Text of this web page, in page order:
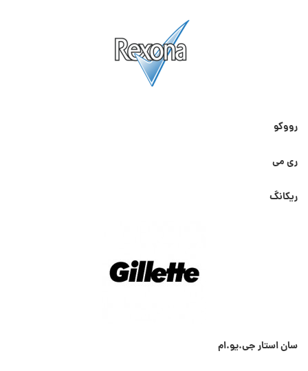
رووکو
ری می
ریکانگ
سان استار جی.یو.ام